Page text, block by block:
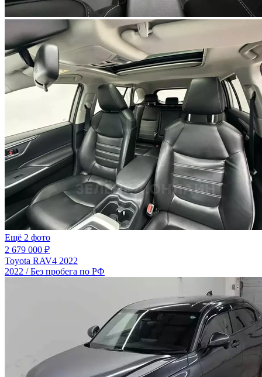
Ещё 2 фото
2 679 000 ₽
Toyota RAV4 2022
2022 / Без пробега по РФ